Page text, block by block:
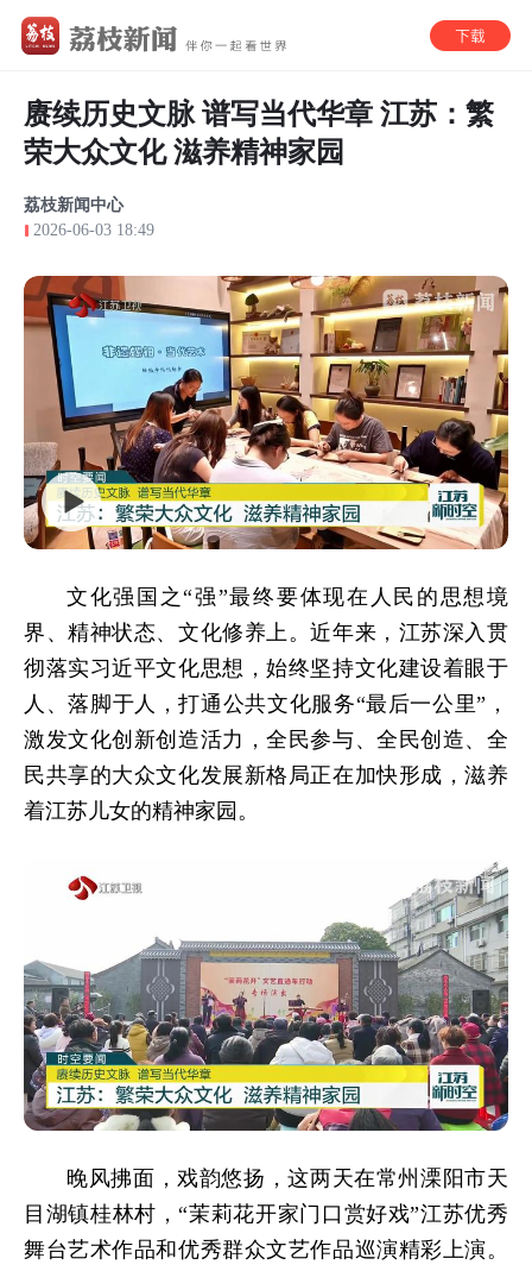
赓续历史文脉 谱写当代华章 江苏：繁
荣大众文化 滋养精神家园
荔枝新闻中心
2026-06-03 18:49
文化强国之“强”最终要体现在人民的思想境
界、精神状态、文化修养上。近年来，江苏深入贯
彻落实习近平文化思想，始终坚持文化建设着眼于
人、落脚于人，打通公共文化服务“最后一公里”，
激发文化创新创造活力，全民参与、全民创造、全
民共享的大众文化发展新格局正在加快形成，滋养
着江苏儿女的精神家园。
晚风拂面，戏韵悠扬，这两天在常州溧阳市天
目湖镇桂林村，“茉莉花开家门口赏好戏”江苏优秀
舞台艺术作品和优秀群众文艺作品巡演精彩上演。